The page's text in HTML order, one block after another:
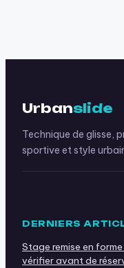
Urbanslide
Technique de glisse,
sportive et style
DERNIERS
Stage remise en
vérifier avant de